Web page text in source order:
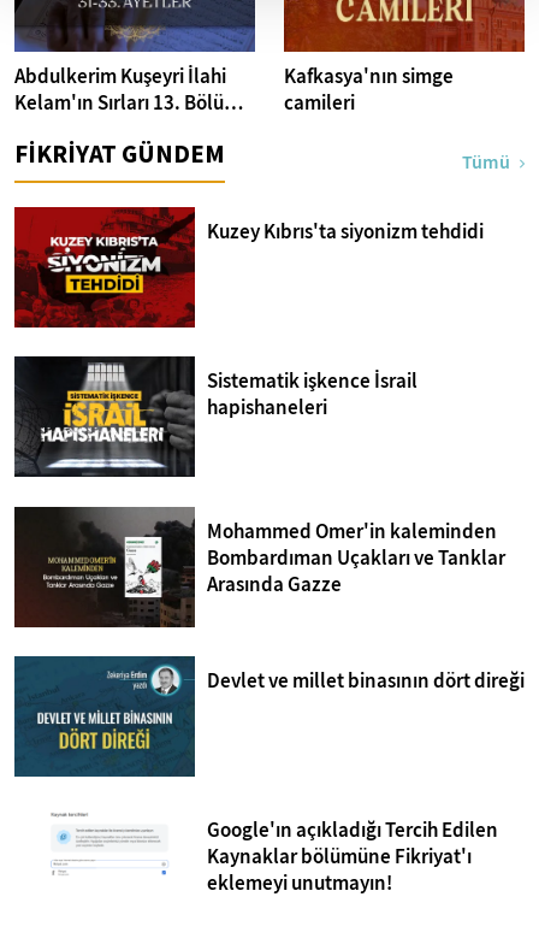
Abdulkerim Kuşeyri İlahi
Kelam'ın Sırları 13. Bölüm I
Ayetler Tefsiri
Kafkasya'nın simge
camileri
FİKRİYAT GÜNDEM Tümü
Kuzey Kıbrıs'ta siyonizm tehdidi
Sistematik işkence İsrail
hapishaneleri
Mohammed Omer'in kaleminden
Bombardıman Uçakları ve Tanklar
Arasında Gazze
Devlet ve millet binasının dört direği
Google'ın açıkladığı Tercih Edilen
Kaynaklar bölümüne Fikriyat'ı
eklemeyi unutmayın!